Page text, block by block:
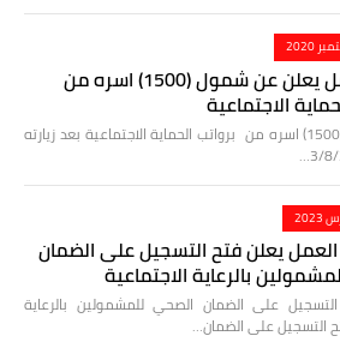
وزير العمل يعلن عن شمول (1500) اسره من
الاجتماعية
وزير العمل يعلن عن شمول (1500) اسره من برواتب الحماية الاجتماعية بعد زيارته
يعلن فتح التسجيل على الضمان
بالرعاية الاجتماعية
على الضمان الصحي للمشمولين بالرعاية
التسجيل على الضمان…